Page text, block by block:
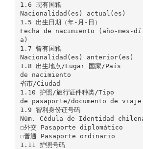
1.6 现有国籍
Nacionalidad(es) actual(es)
1.5 出生日期（年-月-日）
Fecha de nacimiento (año-mes-dí
a)
1.7 曾有国籍
Nacionalidad(es) anterior(es)
1.8 出生地点/Lugar 国家/País
de nacimiento
省市/Ciudad
1.10 护照/旅行证件种类/Tipo
de pasaporte/documento de viaje
1.9 智利身份证号码
Núm. Cédula de Identidad
☐外交 Pasaporte diplomático
☐普通 Pasaporte ordinario
1.11 护照号码